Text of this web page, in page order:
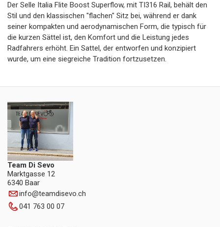
Der Selle Italia Flite Boost Superflow, mit TI316 Rail, behält den
Stil und den klassischen "flachen" Sitz bei, während er dank
seiner kompakten und aerodynamischen Form, die typisch für
die kurzen Sättel ist, den Komfort und die Leistung jedes
Radfahrers erhöht. Ein Sattel, der entworfen und konzipiert
wurde, um eine siegreiche Tradition fortzusetzen.
Team Di Sevo
Marktgasse 12
6340 Baar
info@teamdisevo.ch
041 763 00 07